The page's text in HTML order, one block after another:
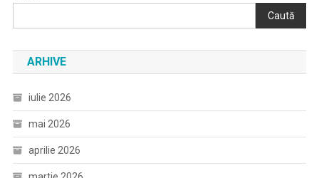
Caută
ARHIVE
iulie 2026
mai 2026
aprilie 2026